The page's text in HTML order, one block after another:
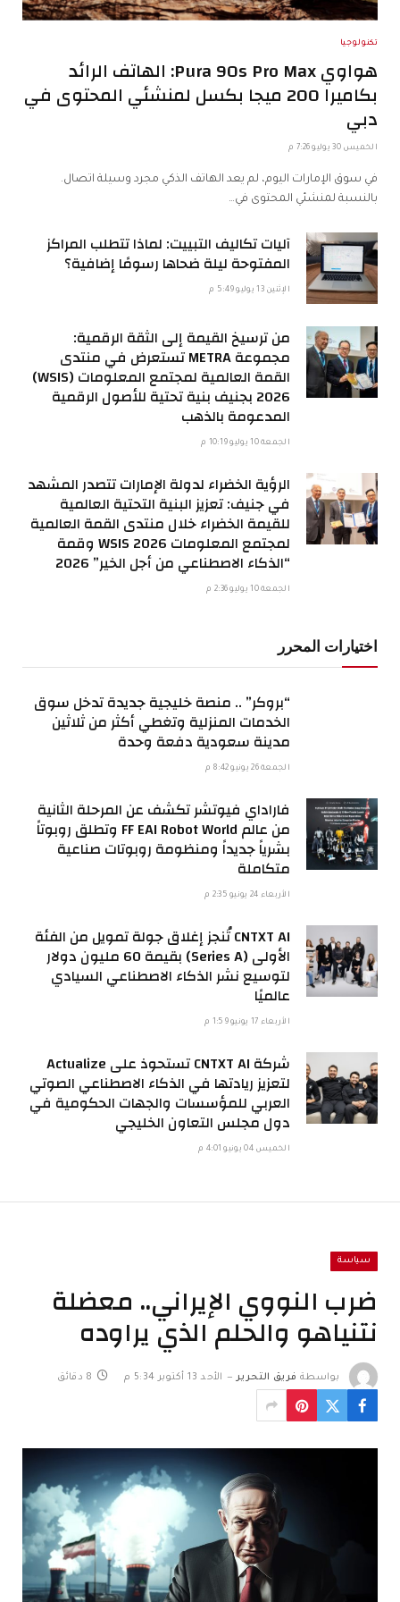
تكنولوجيا
هواوي Pura 90s Pro Max: الهاتف الرائد
بكاميرا 200 ميجا بكسل لمنشئي المحتوى في
دبي
الخميس 30 يوليو 7:26 م
في سوق الإمارات اليوم، لم يعد الهاتف الذكي مجرد وسيلة اتصال.
بالنسبة لمنشئي المحتوى في…
آليات تكاليف التبييت: لماذا تتطلب المراكز
المفتوحة ليلة ضحاها رسومًا إضافية؟
الإثنين 13 يوليو 5:49 م
من ترسيخ القيمة إلى الثقة الرقمية:
مجموعة METRA تستعرض في منتدى
القمة العالمية لمجتمع المعلومات (WSIS)
2026 بجنيف بنية تحتية للأصول الرقمية
المدعومة بالذهب
الجمعة 10 يوليو 10:19 م
الرؤية الخضراء لدولة الإمارات تتصدر المشهد
في جنيف: تعزيز البنية التحتية العالمية
للقيمة الخضراء خلال منتدى القمة العالمية
لمجتمع المعلومات WSIS 2026 وقمة
“الذكاء الاصطناعي من أجل الخير” 2026
الجمعة 10 يوليو 2:36 م
اختيارات المحرر
“بروكر” .. منصة خليجية جديدة تدخل سوق
الخدمات المنزلية وتغطي أكثر من ثلاثين
مدينة سعودية دفعة وحدة
الجمعة 26 يونيو 8:42 م
فاراداي فيوتشر تكشف عن المرحلة الثانية
من عالم FF EAI Robot World وتطلق روبوتاً
بشرياً جديداً ومنظومة روبوتات صناعية
متكاملة
الأربعاء 24 يونيو 2:35 م
CNTXT AI تُنجز إغلاق جولة تمويل من الفئة
الأولى (Series A) بقيمة 60 مليون دولار
لتوسيع نشر الذكاء الاصطناعي السيادي
عالميًا
الأربعاء 17 يونيو 1:59 م
شركة CNTXT AI تستحوذ على Actualize
لتعزيز ريادتها في الذكاء الاصطناعي الصوتي
العربي للمؤسسات والجهات الحكومية في
دول مجلس التعاون الخليجي
الخميس 04 يونيو 4:01 م
سياسة
ضرب النووي الإيراني.. معضلة
نتنياهو والحلم الذي يراوده
بواسطة فريق التحرير الأحد 13 أكتوبر 5:34 م 8 دقائق